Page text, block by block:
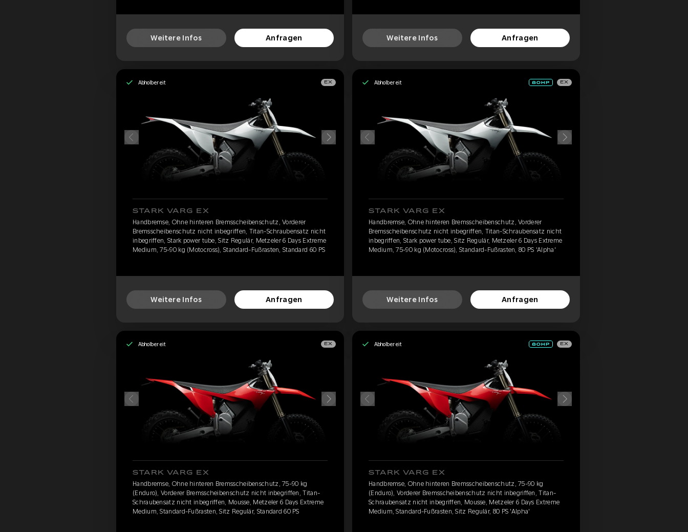
Weitere Infos Anfragen Weitere Infos Anfragen
Abholbereit EX
STARK VARG EX
Handbremse, Ohne hinteren Bremsscheibenschutz, Vorderer
Bremsscheibenschutz nicht inbegriffen, Titan-Schraubensatz nicht
inbegriffen, Stark power tube, Sitz Regulär, Metzeler 6 Days Extreme
Medium, 75-90 kg (Motocross), Standard-Fußrasten, Standard 60 PS
Weitere Infos Anfragen
Abholbereit EX
STARK VARG EX
Handbremse, Ohne hinteren Bremsscheibenschutz, Vorderer
Bremsscheibenschutz nicht inbegriffen, Titan-Schraubensatz nicht
inbegriffen, Stark power tube, Sitz Regulär, Metzeler 6 Days Extreme
Medium, 75-90 kg (Motocross), Standard-Fußrasten, 80 PS 'Alpha'
Weitere Infos Anfragen
Abholbereit EX
STARK VARG EX
Handbremse, Ohne hinteren Bremsscheibenschutz, 75-90 kg
(Enduro), Vorderer Bremsscheibenschutz nicht inbegriffen, Titan-
Schraubensatz nicht inbegriffen, Mousse, Metzeler 6 Days Extreme
Medium, Standard-Fußrasten, Sitz Regulär, Standard 60 PS
Abholbereit EX
STARK VARG EX
Handbremse, Ohne hinteren Bremsscheibenschutz, 75-90 kg
(Enduro), Vorderer Bremsscheibenschutz nicht inbegriffen, Titan-
Schraubensatz nicht inbegriffen, Mousse, Metzeler 6 Days Extreme
Medium, Standard-Fußrasten, Sitz Regulär, 80 PS 'Alpha'